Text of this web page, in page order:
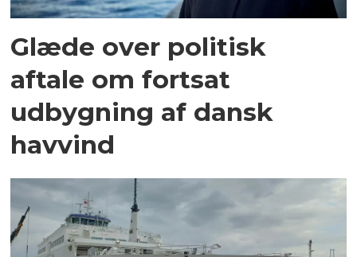
Glæde over politisk
aftale om fortsat
udbygning af dansk
havvind